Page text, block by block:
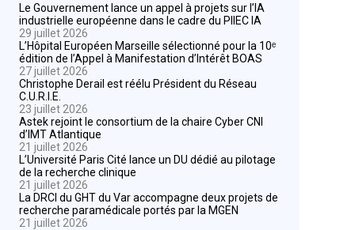
Le Gouvernement lance un appel à projets sur l’IA
industrielle européenne dans le cadre du PIIEC IA
29 juillet 2026
L’Hôpital Européen Marseille sélectionné pour la 10ᵉ
édition de l’Appel à Manifestation d’Intérêt BOAS
27 juillet 2026
Christophe Derail est réélu Président du Réseau
C.U.R.I.E.
23 juillet 2026
Astek rejoint le consortium de la chaire Cyber CNI
d’IMT Atlantique
21 juillet 2026
L’Université Paris Cité lance un DU dédié au pilotage
de la recherche clinique
21 juillet 2026
La DRCI du GHT du Var accompagne deux projets de
recherche paramédicale portés par la MGEN
21 juillet 2026